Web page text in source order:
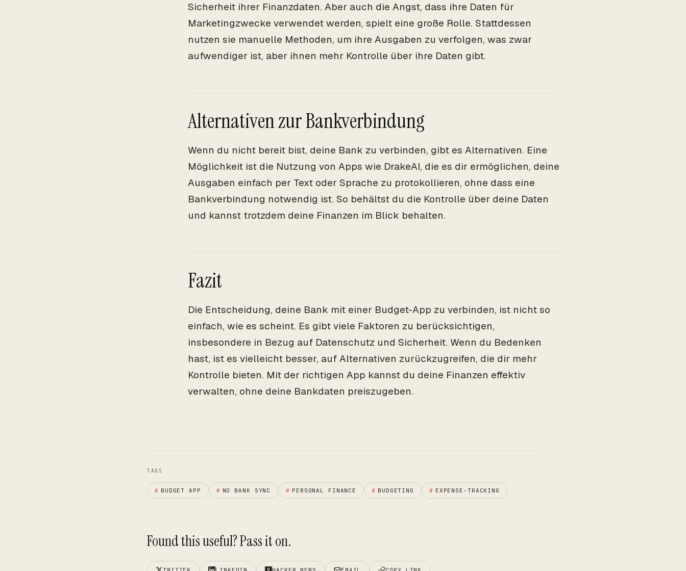
Sicherheit ihrer Finanzdaten. Aber auch die Angst, dass ihre Daten für
Marketingzwecke verwendet werden, spielt eine große Rolle. Stattdessen
nutzen sie manuelle Methoden, um ihre Ausgaben zu verfolgen, was zwar
aufwendiger ist, aber ihnen mehr Kontrolle über ihre Daten gibt.
Alternativen zur Bankverbindung
Wenn du nicht bereit bist, deine Bank zu verbinden, gibt es Alternativen. Eine
Möglichkeit ist die Nutzung von Apps wie DrakeAI, die es dir ermöglichen, deine
Ausgaben einfach per Text oder Sprache zu protokollieren, ohne dass eine
Bankverbindung notwendig ist. So behältst du die Kontrolle über deine Daten
und kannst trotzdem deine Finanzen im Blick behalten.
Fazit
Die Entscheidung, deine Bank mit einer Budget-App zu verbinden, ist nicht so
einfach, wie es scheint. Es gibt viele Faktoren zu berücksichtigen,
insbesondere in Bezug auf Datenschutz und Sicherheit. Wenn du Bedenken
hast, ist es vielleicht besser, auf Alternativen zurückzugreifen, die dir mehr
Kontrolle bieten. Mit der richtigen App kannst du deine Finanzen effektiv
verwalten, ohne deine Bankdaten preiszugeben.
TAGS
# BUDGET APP # NO BANK SYNC # PERSONAL FINANCE # BUDGETING # EXPENSE-TRACKING
Found this useful? Pass it on.